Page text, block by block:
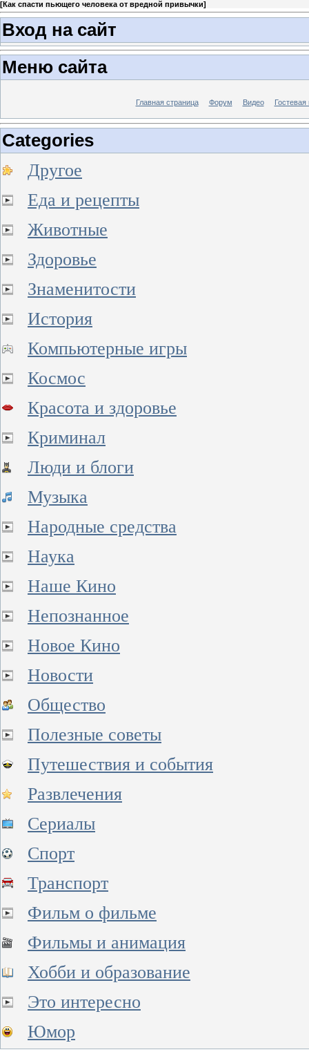
[Как спасти пьющего человека от вредной привычки]
Вход на сайт
Меню сайта
Главная страница Форум Видео Гостевая
Categories
Другое
Еда и рецепты
Животные
Здоровье
Знаменитости
История
Компьютерные игры
Космос
Красота и здоровье
Криминал
Люди и блоги
Музыка
Народные средства
Наука
Наше Кино
Непознанное
Новое Кино
Новости
Общество
Полезные советы
Путешествия и события
Развлечения
Сериалы
Спорт
Транспорт
Фильм о фильме
Фильмы и анимация
Хобби и образование
Это интересно
Юмор